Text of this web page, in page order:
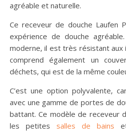
agréable et naturelle.
Ce receveur de douche Laufen
expérience de douche
moderne, il est très résistant aux
comprend également un
déchets, qui est de la même
C’est une option polyvalente,
avec une gamme de portes de
battant. Ce modèle de receveur
les petites salles de bains